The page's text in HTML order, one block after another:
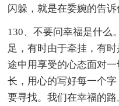
闪躲，就是在委婉的告诉
130、不要问幸福是什么
足，有时由于牵挂，有
途中用享受的心态面对
长，用心的写好每一个
要寻找。我们在幸福的